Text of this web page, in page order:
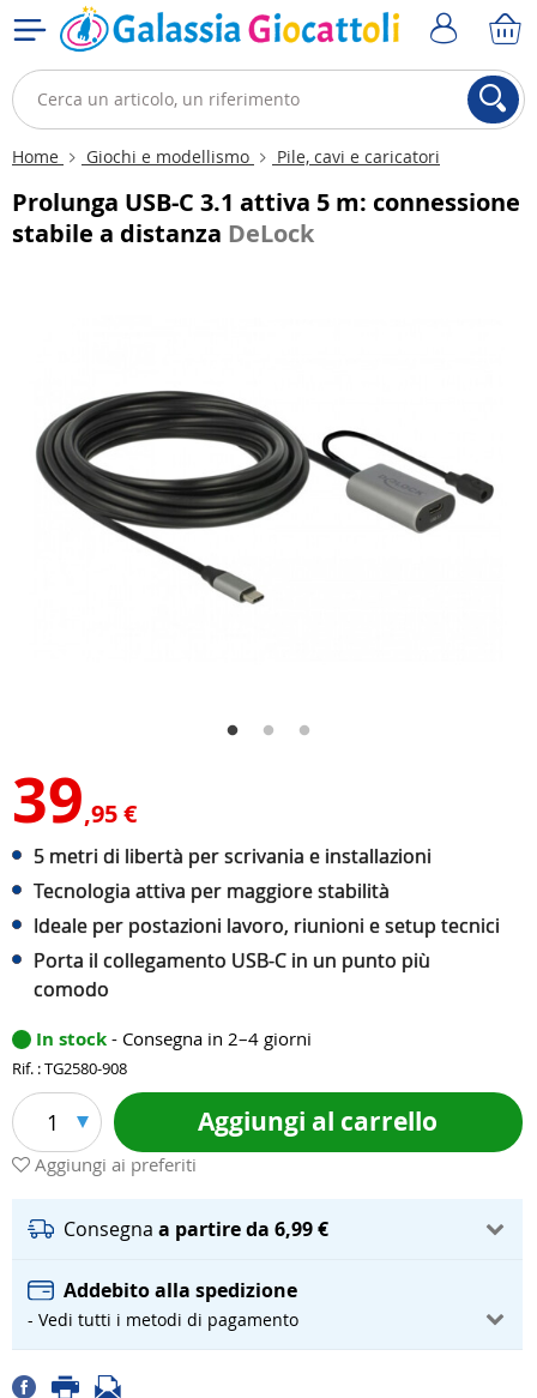
Home Giochi e modellismo Pile, cavi e caricatori
Prolunga USB-C 3.1 attiva 5 m: connessione
stabile a distanza DeLock
39,95 €
5 metri di libertà per scrivania e installazioni
Tecnologia attiva per maggiore stabilità
Ideale per postazioni lavoro, riunioni e setup tecnici
Porta il collegamento USB-C in un punto più
comodo
In stock - Consegna in 2–4 giorni
Rif. : TG2580-908
1 Aggiungi al carrello
Aggiungi ai preferiti
Consegna a partire da 6,99 €
Addebito alla spedizione
- Vedi tutti i metodi di pagamento